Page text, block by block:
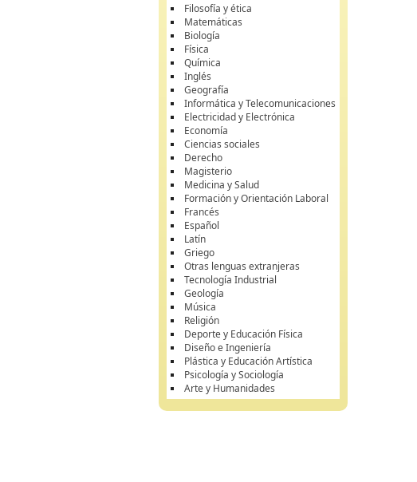
Filosofía y ética
Matemáticas
Biología
Física
Química
Inglés
Geografía
Informática y Telecomunicaciones
Electricidad y Electrónica
Economía
Ciencias sociales
Derecho
Magisterio
Medicina y Salud
Formación y Orientación Laboral
Francés
Español
Latín
Griego
Otras lenguas extranjeras
Tecnología Industrial
Geología
Música
Religión
Deporte y Educación Física
Diseño e Ingeniería
Plástica y Educación Artística
Psicología y Sociología
Arte y Humanidades